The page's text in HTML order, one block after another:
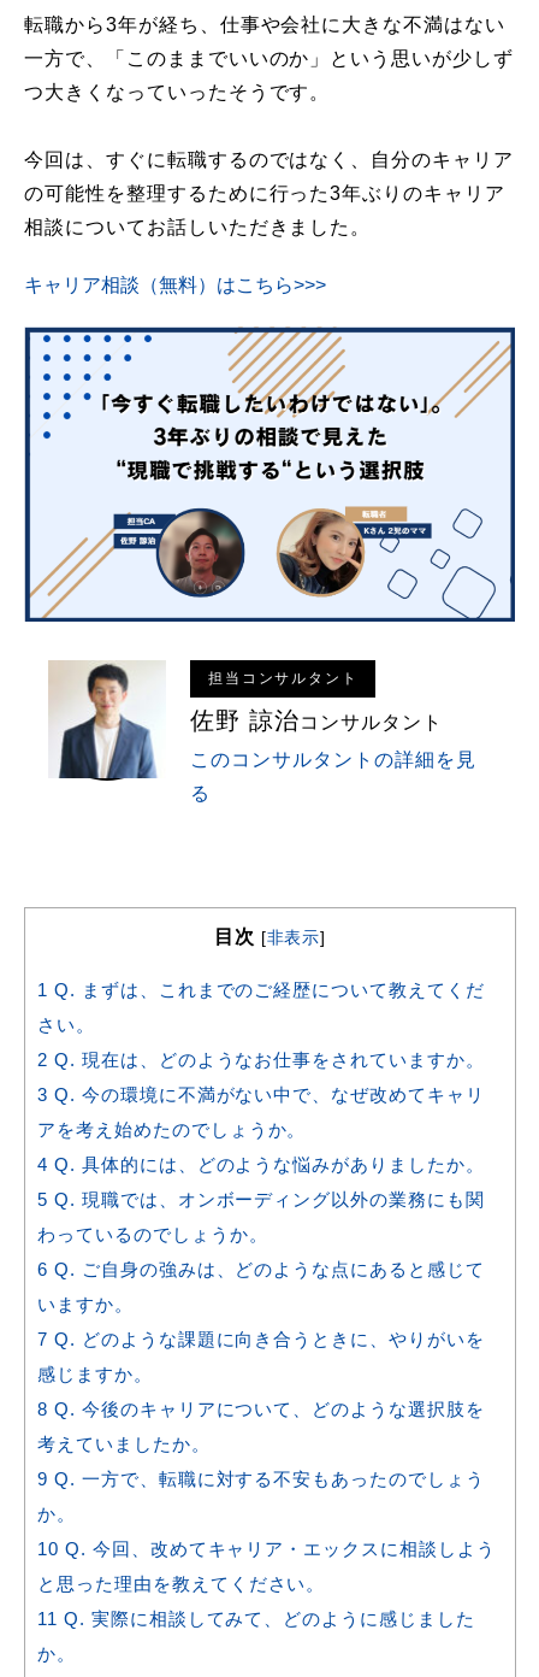
転職から3年が経ち、仕事や会社に大きな不満はない
一方で、「このままでいいのか」という思いが少しず
つ大きくなっていったそうです。
今回は、すぐに転職するのではなく、自分のキャリア
の可能性を整理するために行った3年ぶりのキャリア
相談についてお話しいただきました。
キャリア相談（無料）はこちら>>>
担当コンサルタント
佐野 諒治コンサルタント
このコンサルタントの詳細を見
る
目次 [非表示]
1 Q. まずは、これまでのご経歴について教えてくだ
さい。
2 Q. 現在は、どのようなお仕事をされていますか。
3 Q. 今の環境に不満がない中で、なぜ改めてキャリ
アを考え始めたのでしょうか。
4 Q. 具体的には、どのような悩みがありましたか。
5 Q. 現職では、オンボーディング以外の業務にも関
わっているのでしょうか。
6 Q. ご自身の強みは、どのような点にあると感じて
いますか。
7 Q. どのような課題に向き合うときに、やりがいを
感じますか。
8 Q. 今後のキャリアについて、どのような選択肢を
考えていましたか。
9 Q. 一方で、転職に対する不安もあったのでしょう
か。
10 Q. 今回、改めてキャリア・エックスに相談しよう
と思った理由を教えてください。
11 Q. 実際に相談してみて、どのように感じました
か。